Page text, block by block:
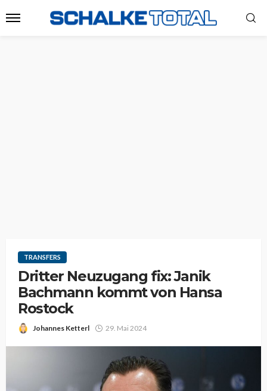
TRANSFERS
Dritter Neuzugang fix: Janik
Bachmann kommt von Hansa
Rostock
Johannes Ketterl 29. Mai 2024